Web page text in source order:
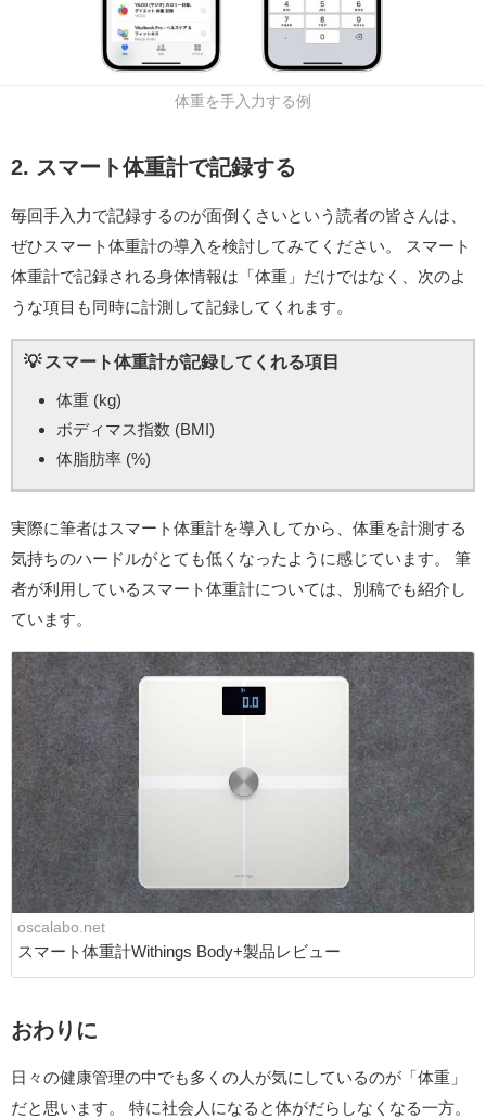
体重を手入力する例
2. スマート体重計で記録する
毎回手入力で記録するのが面倒くさいという読者の皆さんは、
ぜひスマート体重計の導入を検討してみてください。 スマート
体重計で記録される身体情報は「体重」だけではなく、次のよ
うな項目も同時に計測して記録してくれます。
スマート体重計が記録してくれる項目
体重 (kg)
ボディマス指数 (BMI)
体脂肪率 (%)
実際に筆者はスマート体重計を導入してから、体重を計測する
気持ちのハードルがとても低くなったように感じています。 筆
者が利用しているスマート体重計については、別稿でも紹介し
ています。
oscalabo.net
スマート体重計Withings Body+製品レビュー
おわりに
日々の健康管理の中でも多くの人が気にしているのが「体重」
だと思います。 特に社会人になると体がだらしなくなる一方。